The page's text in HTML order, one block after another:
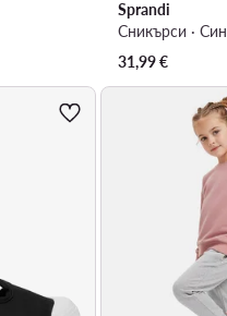
Sprandi
Сникърси · Син
31,99€